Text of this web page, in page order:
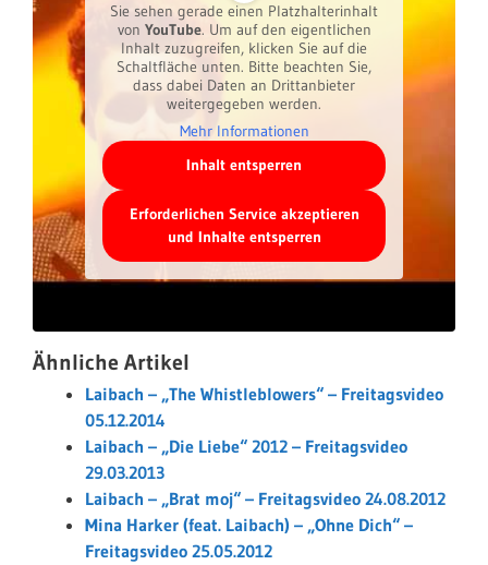
Sie sehen gerade einen Platzhalterinhalt
von YouTube. Um auf den eigentlichen
Inhalt zuzugreifen, klicken Sie auf die
Schaltfläche unten. Bitte beachten Sie,
dass dabei Daten an Drittanbieter
weitergegeben werden.
Mehr Informationen
Inhalt entsperren
Erforderlichen Service akzeptieren
und Inhalte entsperren
Ähnliche Artikel
Laibach – „The Whistleblowers“ – Freitagsvideo
05.12.2014
Laibach – „Die Liebe“ 2012 – Freitagsvideo
29.03.2013
Laibach – „Brat moj“ – Freitagsvideo 24.08.2012
Mina Harker (feat. Laibach) – „Ohne Dich“ –
Freitagsvideo 25.05.2012